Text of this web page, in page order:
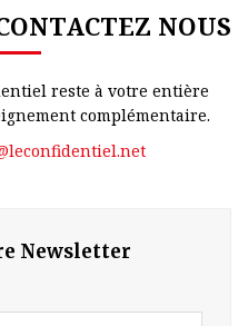
NOUS
reste à votre entière
complémentaire.
Newsletter